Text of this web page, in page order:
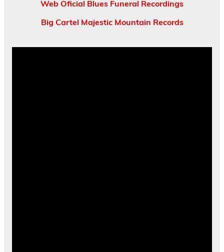
Web Oficial Blues Funeral Recordings
Big Cartel Majestic Mountain Records